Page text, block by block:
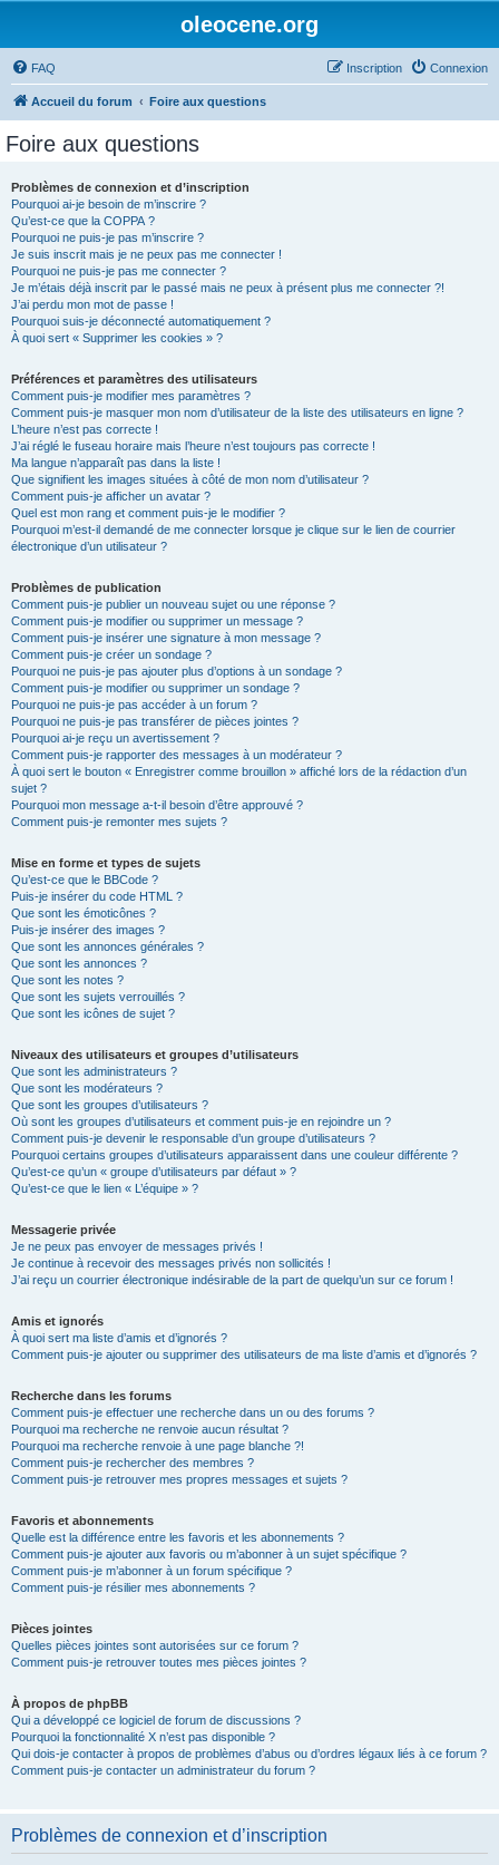
oleocene.org
FAQ Connexion
Inscription
Accueil du forum Foire aux questions
Foire aux questions
Problèmes de connexion et d’inscription
Pourquoi ai-je besoin de m’inscrire ?
Qu’est-ce que la COPPA ?
Pourquoi ne puis-je pas m’inscrire ?
Je suis inscrit mais je ne peux pas me connecter !
Pourquoi ne puis-je pas me connecter ?
Je m’étais déjà inscrit par le passé mais ne peux à présent plus me connecter ?!
J’ai perdu mon mot de passe !
Pourquoi suis-je déconnecté automatiquement ?
À quoi sert « Supprimer les cookies » ?
Préférences et paramètres des utilisateurs
Comment puis-je modifier mes paramètres ?
Comment puis-je masquer mon nom d’utilisateur de la liste des utilisateurs en ligne ?
L’heure n’est pas correcte !
J’ai réglé le fuseau horaire mais l’heure n’est toujours pas correcte !
Ma langue n’apparaît pas dans la liste !
Que signifient les images situées à côté de mon nom d’utilisateur ?
Comment puis-je afficher un avatar ?
Quel est mon rang et comment puis-je le modifier ?
Pourquoi m’est-il demandé de me connecter lorsque je clique sur le lien de courrier
électronique d’un utilisateur ?
Problèmes de publication
Comment puis-je publier un nouveau sujet ou une réponse ?
Comment puis-je modifier ou supprimer un message ?
Comment puis-je insérer une signature à mon message ?
Comment puis-je créer un sondage ?
Pourquoi ne puis-je pas ajouter plus d’options à un sondage ?
Comment puis-je modifier ou supprimer un sondage ?
Pourquoi ne puis-je pas accéder à un forum ?
Pourquoi ne puis-je pas transférer de pièces jointes ?
Pourquoi ai-je reçu un avertissement ?
Comment puis-je rapporter des messages à un modérateur ?
À quoi sert le bouton « Enregistrer comme brouillon » affiché lors de la rédaction d’un
sujet ?
Pourquoi mon message a-t-il besoin d’être approuvé ?
Comment puis-je remonter mes sujets ?
Mise en forme et types de sujets
Qu’est-ce que le BBCode ?
Puis-je insérer du code HTML ?
Que sont les émoticônes ?
Puis-je insérer des images ?
Que sont les annonces générales ?
Que sont les annonces ?
Que sont les notes ?
Que sont les sujets verrouillés ?
Que sont les icônes de sujet ?
Niveaux des utilisateurs et groupes d’utilisateurs
Que sont les administrateurs ?
Que sont les modérateurs ?
Que sont les groupes d’utilisateurs ?
Où sont les groupes d’utilisateurs et comment puis-je en rejoindre un ?
Comment puis-je devenir le responsable d’un groupe d’utilisateurs ?
Pourquoi certains groupes d’utilisateurs apparaissent dans une couleur différente ?
Qu’est-ce qu’un « groupe d’utilisateurs par défaut » ?
Qu’est-ce que le lien « L’équipe » ?
Messagerie privée
Je ne peux pas envoyer de messages privés !
Je continue à recevoir des messages privés non sollicités !
J’ai reçu un courrier électronique indésirable de la part de quelqu’un sur ce forum !
Amis et ignorés
À quoi sert ma liste d’amis et d’ignorés ?
Comment puis-je ajouter ou supprimer des utilisateurs de ma liste d’amis et d’ignorés ?
Recherche dans les forums
Comment puis-je effectuer une recherche dans un ou des forums ?
Pourquoi ma recherche ne renvoie aucun résultat ?
Pourquoi ma recherche renvoie à une page blanche ?!
Comment puis-je rechercher des membres ?
Comment puis-je retrouver mes propres messages et sujets ?
Favoris et abonnements
Quelle est la différence entre les favoris et les abonnements ?
Comment puis-je ajouter aux favoris ou m’abonner à un sujet spécifique ?
Comment puis-je m’abonner à un forum spécifique ?
Comment puis-je résilier mes abonnements ?
Pièces jointes
Quelles pièces jointes sont autorisées sur ce forum ?
Comment puis-je retrouver toutes mes pièces jointes ?
À propos de phpBB
Qui a développé ce logiciel de forum de discussions ?
Pourquoi la fonctionnalité X n’est pas disponible ?
Qui dois-je contacter à propos de problèmes d’abus ou d’ordres légaux liés à ce forum ?
Comment puis-je contacter un administrateur du forum ?
Problèmes de connexion et d’inscription